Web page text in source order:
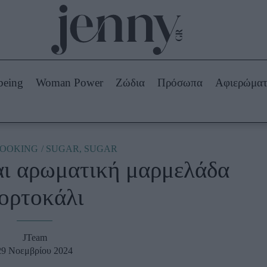
Beauty -
Ομορφιά
Skincare
Μακιγιάζ
Ζώδια
Woman Power Ζώδια Πρόσωπα
SUGAR, SUGAR
αρωματική μαρμελάδα
JTeam
Νοεμβρίου 2024